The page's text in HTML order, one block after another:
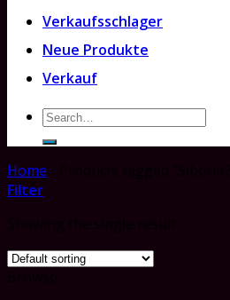
Verkaufsschlager
Neue Produkte
Verkauf
Search
for:
Home
Filter